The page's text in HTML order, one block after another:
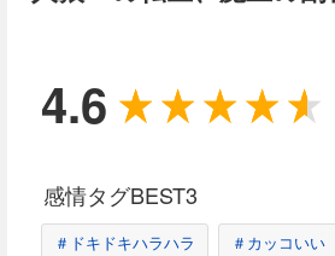
4.6
感情タグBEST3
＃ドキドキハラハラ ＃カッコいい